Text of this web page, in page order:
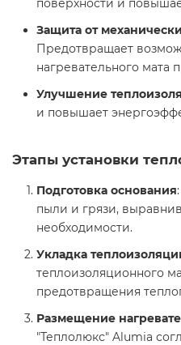
поверхности и
Защита от
Предотвращает
нагревательного мата
Улучшение
и повышает
Этапы установки
Подготовка основания
пыли и грязи,
необходимости.
Укладка
теплоизоляционного
предотвращения
Размещение
"Теплолюкс" Alumia